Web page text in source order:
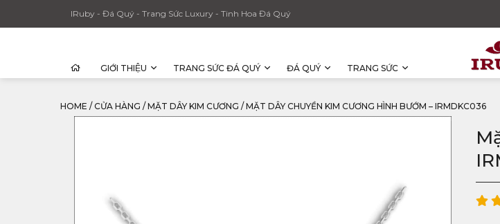
IRuby - Đá Quý - Trang Sức Luxury - Tinh Hoa Đá Quý
GIỚI THIỆU TRANG SỨC ĐÁ QUÝ ĐÁ QUÝ TRANG SỨC
HOME / CỬA HÀNG / MẶT DÂY KIM CƯƠNG / MẶT DÂY CHUYỀN KIM CƯƠNG HÌNH BƯỚM – IRMDKC036